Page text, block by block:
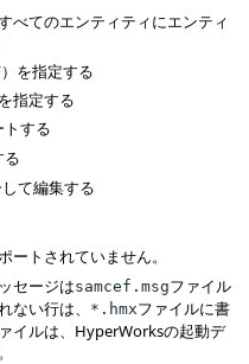
べてのエンティティにエンティ
を指定する
指定する
する
る
て編集する
ートされていません。
セージはsamcef.msgファイル
ない行は、
*.hmxファイルに書
イルは、 HyperWorksの起動デ